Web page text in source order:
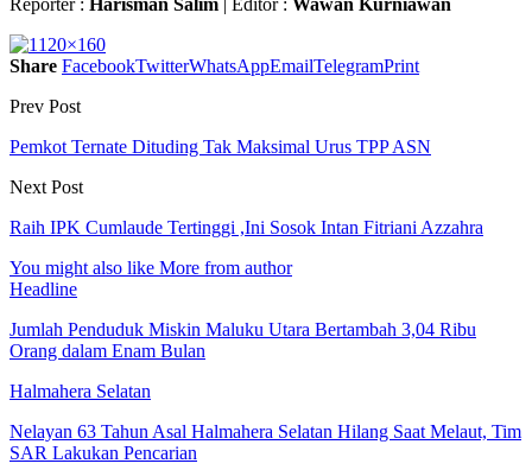
Share FacebookTwitterWhatsAppEmailTelegramPrint
Prev Post
Pemkot Ternate Dituding Tak Maksimal Urus TPP ASN
Next Post
Raih IPK Cumlaude Tertinggi ,Ini Sosok Intan Fitriani Azzahra
You might also like More from author
Headline
Jumlah Penduduk Miskin Maluku Utara Bertambah 3,04 Ribu
Orang dalam Enam Bulan
Halmahera Selatan
Nelayan 63 Tahun Asal Halmahera Selatan Hilang Saat Melaut, Tim
SAR Lakukan Pencarian